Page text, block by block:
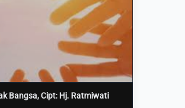
Bangsa, Cipt: Hj. Ratmiwati